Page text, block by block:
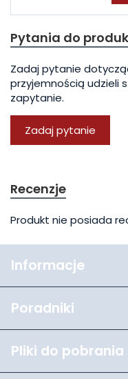
Pytania do
Zadaj pytanie
przyjemnością udzieli
zapytanie.
Zadaj pytanie
Recenzje
Produkt nie posiada
Informacje
Poradniki
Pliki do pobrania